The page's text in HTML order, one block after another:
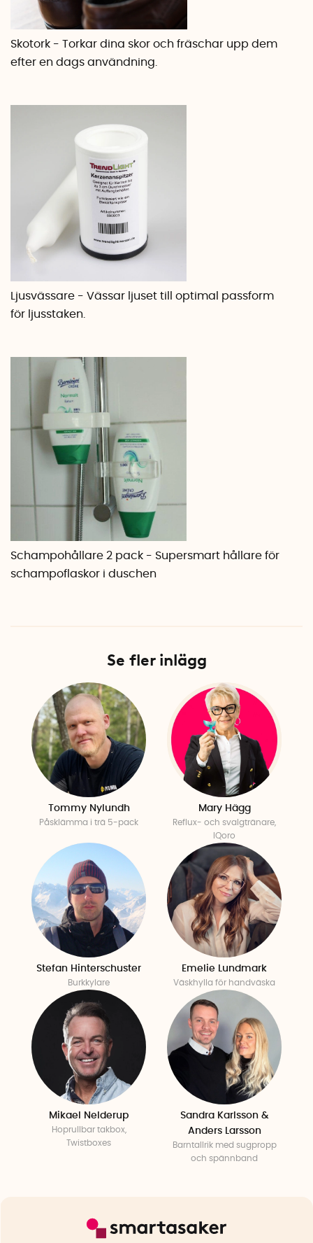
Skotork - Torkar dina skor och fräschar upp dem
efter en dags användning.
Ljusvässare - Vässar ljuset till optimal passform
för ljusstaken.
Schampohållare 2 pack - Supersmart hållare för
schampoflaskor i duschen
Se fler inlägg
Tommy Nylundh
Påsklämma i trä 5-pack
Mary Hägg
Reflux- och svalgtränare,
IQoro
Stefan Hinterschuster
Burkkylare
Emelie Lundmark
Väskhylla för handväska
Mikael Nelderup
Hoprullbar takbox,
Twistboxes
Sandra Karlsson &
Anders Larsson
Barntallrik med sugpropp
och spännband